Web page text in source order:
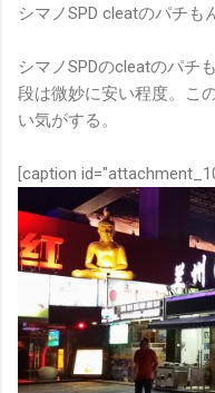
シマノSPD cleatのパチも
シマノSPDのcleatのパチ
段は微妙に安い程度。こ
い気がする。
[caption